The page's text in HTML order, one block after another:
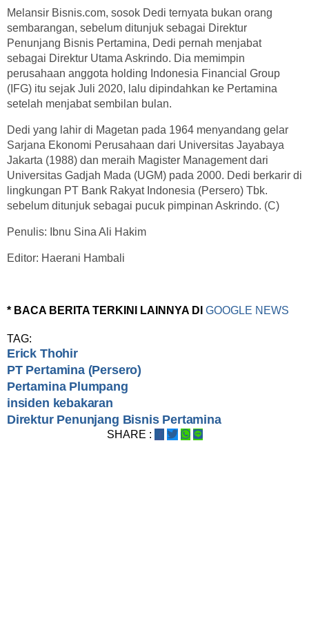
Melansir Bisnis.com, sosok Dedi ternyata bukan orang
sembarangan, sebelum ditunjuk sebagai Direktur
Penunjang Bisnis Pertamina, Dedi pernah menjabat
sebagai Direktur Utama Askrindo. Dia memimpin
perusahaan anggota holding Indonesia Financial Group
(IFG) itu sejak Juli 2020, lalu dipindahkan ke Pertamina
setelah menjabat sembilan bulan.
Dedi yang lahir di Magetan pada 1964 menyandang gelar
Sarjana Ekonomi Perusahaan dari Universitas Jayabaya
Jakarta (1988) dan meraih Magister Management dari
Universitas Gadjah Mada (UGM) pada 2000. Dedi berkarir di
lingkungan PT Bank Rakyat Indonesia (Persero) Tbk.
sebelum ditunjuk sebagai pucuk pimpinan Askrindo. (C)
Penulis: Ibnu Sina Ali Hakim
Editor: Haerani Hambali
* BACA BERITA TERKINI LAINNYA DI GOOGLE NEWS
TAG:
Erick Thohir
PT Pertamina (Persero)
Pertamina Plumpang
insiden kebakaran
Direktur Penunjang Bisnis Pertamina
SHARE :